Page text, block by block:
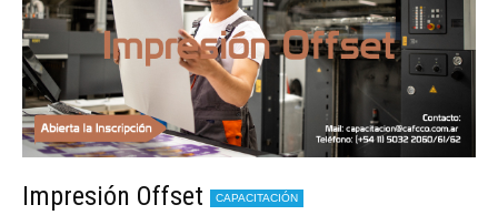
Impresión Offset CAPACITACIÓN